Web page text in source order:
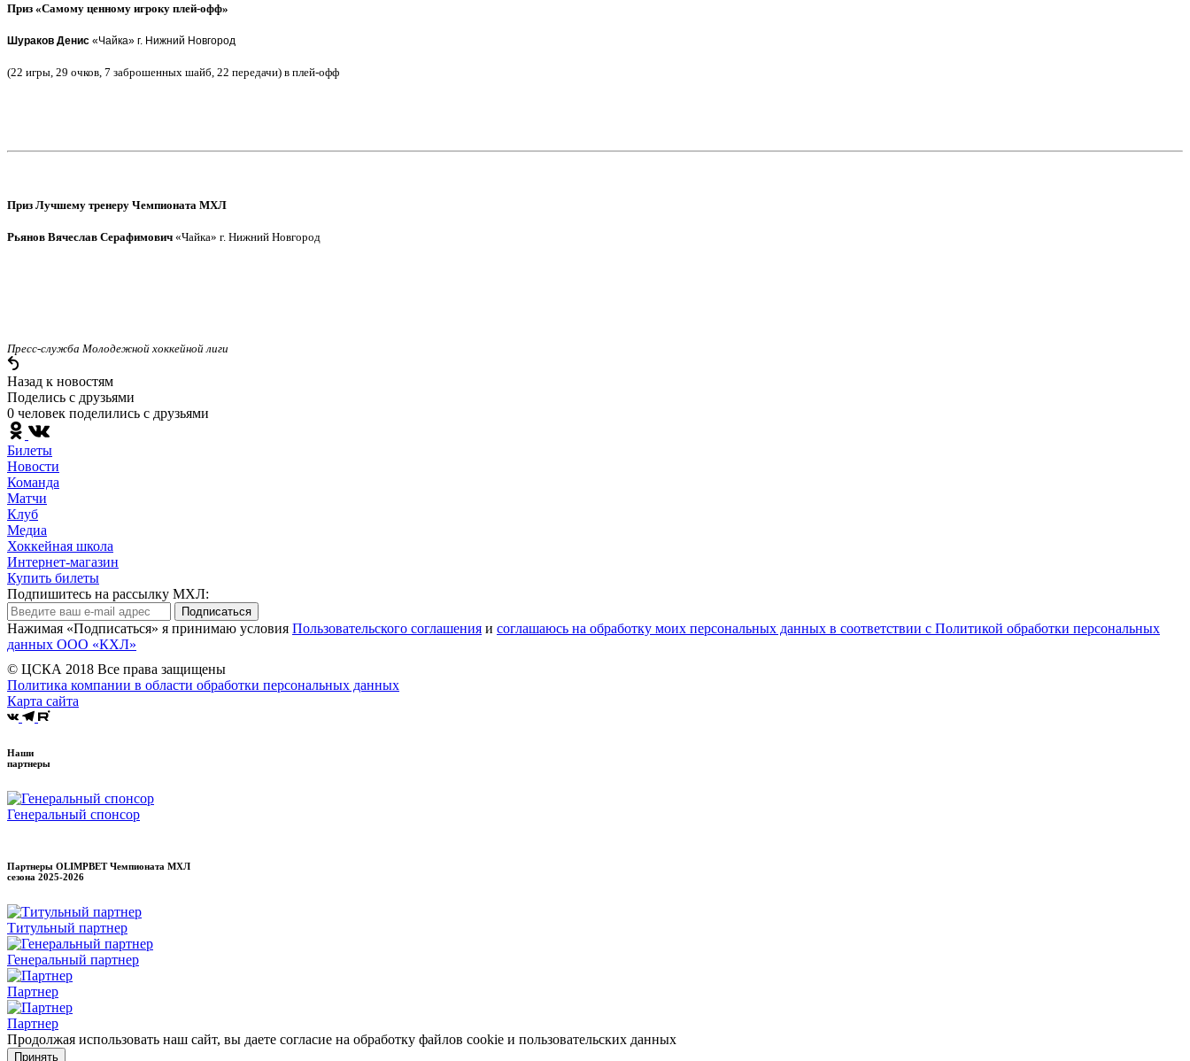
Приз «Самому ценному игроку плей-офф»
Шураков Денис «Чайка» г. Нижний Новгород
(22 игры, 29 очков, 7 заброшенных шайб, 22 передачи) в плей-офф
Приз Лучшему тренеру Чемпионата МХЛ
Рьянов Вячеслав Серафимович «Чайка» г. Нижний Новгород
Пресс-служба Молодежной хоккейной лиги
Назад к новостям
Поделись c друзьями
0 человек поделились c друзьями
Билеты
Новости
Команда
Матчи
Клуб
Медиа
Хоккейная школа
Интернет-магазин
Купить билеты
Подпишитесь на рассылку МХЛ:
Подписаться
Нажимая «Подписаться» я принимаю условия Пользовательского соглашения и соглашаюсь на обработку моих персональных данных в соответствии с Политикой обработки персональных
данных ООО «КХЛ»
© ЦСКА 2018 Все права защищены
Политика компании в области обработки персональных данных
Карта сайта
Наши
партнеры
Генеральный спонсор
Партнеры OLIMPBET Чемпионата МХЛ
сезона 2025-2026
Титульный партнер
Генеральный партнер
Партнер
Партнер
Продолжая использовать наш сайт, вы даете согласие на обработку файлов cookie и пользовательских данных
Принять